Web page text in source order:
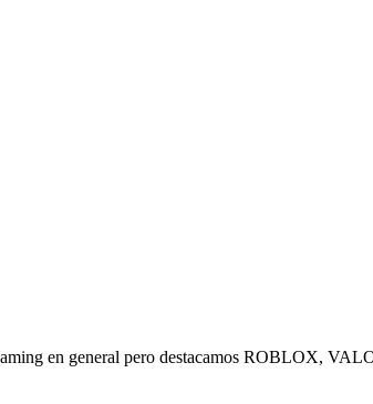
en general pero destacamos ROBLOX,